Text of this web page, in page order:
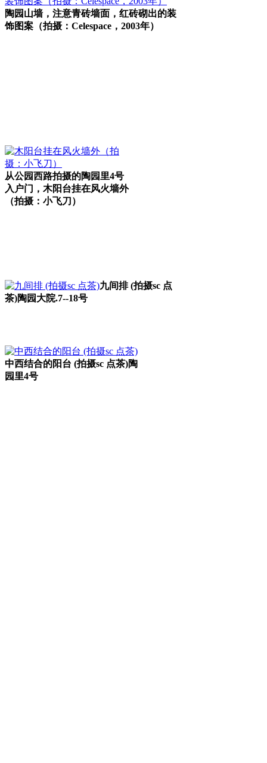
陶园山墙，注意青砖墙面，红砖砌出的装
饰图案（拍摄：Celespace，2003年）
从公园西路拍摄的陶园里4号
入户门，木阳台挂在风火墙外
（拍摄：小飞刀）
九间排 (拍摄sc 点
茶)陶园大院.7--18号
中西结合的阳台 (拍摄sc 点茶)陶
园里4号